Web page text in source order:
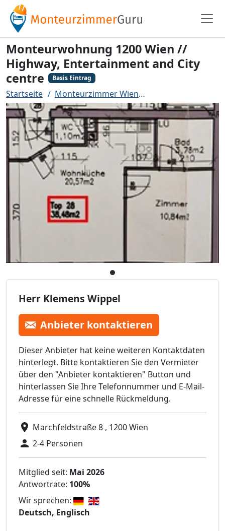
Monteurwohnung 1200 Wien //
Highway, Entertainment and City
centre
Basis Eintrag
Startseite Monteurzimmer Wien
Herr Klemens Wippel
Anbieter kontaktieren
Dieser Anbieter hat keine weiteren Kontaktdaten
hinterlegt. Bitte kontaktieren Sie den Vermieter
über den "Anbieter kontaktieren" Button und
hinterlassen Sie Ihre Telefonnummer und E-Mail-
Adresse für eine schnelle Rückmeldung.
Marchfeldstraße 8 , 1200 Wien
2-4 Personen
Mitglied seit: Mai 2026
Antwortrate: 100%
Wir sprechen:
Deutsch, Englisch